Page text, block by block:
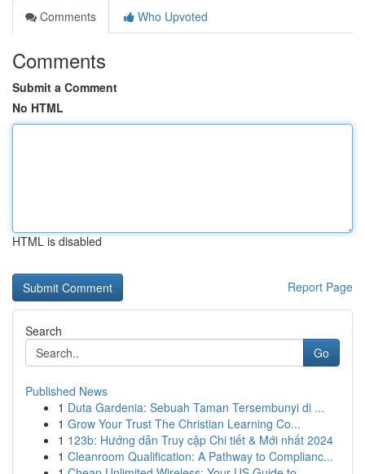
Comments
Who Upvoted
Comments
Submit a Comment
No HTML
HTML is disabled
Report Page
Search
Go
Published News
1 Duta Gardenia: Sebuah Taman Tersembunyi di ...
1 Grow Your Trust The Christian Learning Co...
1 123b: Hướng dẫn Truy cập Chi tiết & Mới nhất 2024
1 Cleanroom Qualification: A Pathway to Complianc...